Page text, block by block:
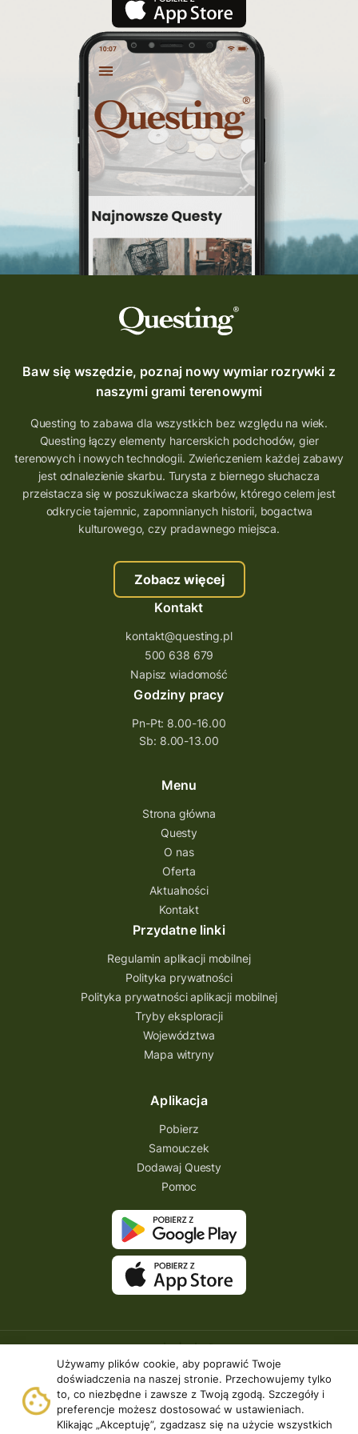
Używamy plików cookie, aby poprawić Twoje
doświadczenia na naszej stronie. Przechowujemy tylko
to, co niezbędne i zawsze z Twoją zgodą. Szczegóły i
preferencje możesz dostosować w ustawieniach.
Klikając „Akceptuję”, zgadzasz się na użycie wszystkich
wyprawa po skarb
wycieczki śląskie
Warka
turystyka śląsk
top questy
Tokarnia
śląsk
Ruda Maleniecka
questinggryterenowe
Questing Świętokrzyskie
questing śląskie
Quest Szlak Przygody
przygoda
nowy quest
najlepsze questy
wycieczki
turystyka przygodowa
Szlak Przygody
szkolenie
szkło
scieżka questingowa
questy w Polsce
questujznami
QUESTOMANIA
questing.pl
Quest Koziołek Matołek
gra miejska
co zobaczyć na Śląsku
aplikacja questy
aplikacja gry terenowe
wielkopolskie questy
wakacje z questami
trenerzy questingu
szkolenie tworzenie questów
szkolenie questing
Stefan Żeromski
ścieżka
Rzeszów
questy świętokrzyskie
questujwpolsce
questuj z nami
questingwyprawa po skarb
questingowy projekt współpracy
questing wielkopolska
Questing Przecławski
Questing Łódzkie
questing gry terenowe
Quest Świętokrzyskie
quest na szlaku Przygody
Quest Bolestraszyce
Quest Arboretum
Przecław Quest
projekt
Pogórze Dynowskie
Partnerstwo Questingu
Park Etnograficzny w Tokarni
Park Etnograficzny
natura
mazowieckie
Hutniczy Ostrowiec
gry terenowe
gry edukacyjne
akademia questingu
zydzi
życzenia
ziemia lubaczowska
Zielona Góra
zawody questowe
wyprawa odkrywców
wyprawa
wyieczki śląskie
wygraj darmowy quest
wycieczki rowerowe
wschodni szlak rowerowy
września
Baw się wszędzie, poznaj nowy wymiar rozrywki z
naszymi grami terenowymi
Questing to zabawa dla wszystkich bez względu na wiek.
Questing łączy elementy harcerskich podchodów, gier
terenowych i nowych technologii. Zwieńczeniem każdej zabawy
jest odnalezienie skarbu. Turysta z biernego słuchacza
przeistacza się w poszukiwacza skarbów, którego celem jest
odkrycie tajemnic, zapomnianych historii, bogactwa
kulturowego, czy pradawnego miejsca.
Zobacz więcej
Kontakt
kontakt@questing.pl
500 638 679
Napisz wiadomość
Godziny pracy
Pn-Pt: 8.00-16.00
Sb: 8.00-13.00
Menu
Strona główna
Questy
O nas
Oferta
Aktualności
Kontakt
Przydatne linki
Regulamin aplikacji mobilnej
Polityka prywatności
Polityka prywatności aplikacji mobilnej
Tryby eksploracji
Województwa
Mapa witryny
Aplikacja
Pobierz
Samouczek
Dodawaj Questy
Pomoc
Copyright © 2026 | Questing.pl. | Wszystkie prawa